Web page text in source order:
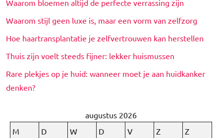
Waarom bloemen altijd de perfecte verrassing zijn
Waarom stijl geen luxe is, maar een vorm van zelfzorg
Hoe haartransplantatie je zelfvertrouwen kan herstellen
Thuis zijn voelt steeds fijner: lekker huismussen
Rare plekjes op je huid: wanneer moet je aan huidkanker
denken?
augustus 2026
M
D W D V Z
Z